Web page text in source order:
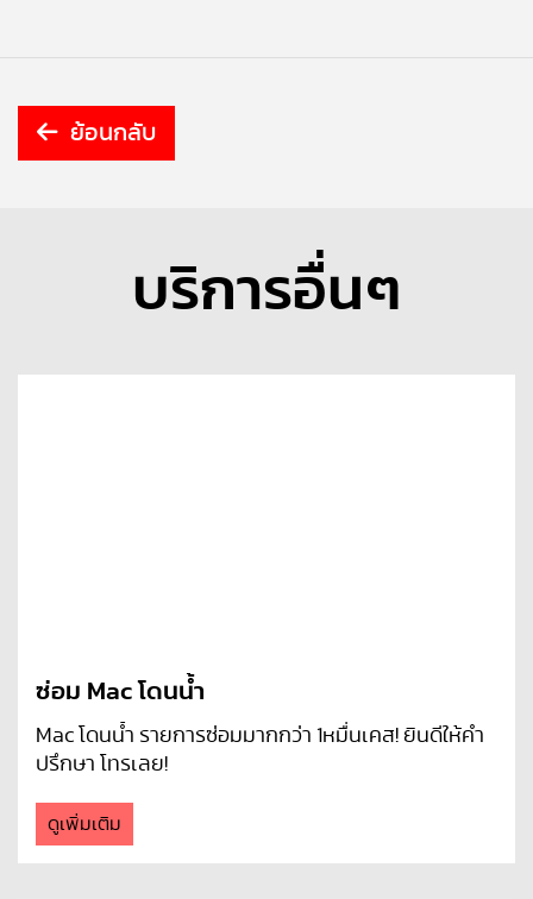
ย้อนกลับ
บริการอื่นๆ
ซ่อม Mac โดนน้ำ
Mac โดนน้ำ รายการซ่อมมากกว่า 1หมื่นเคส! ยินดีให้คำ
ปรึกษา โทรเลย!
ดูเพิ่มเติม